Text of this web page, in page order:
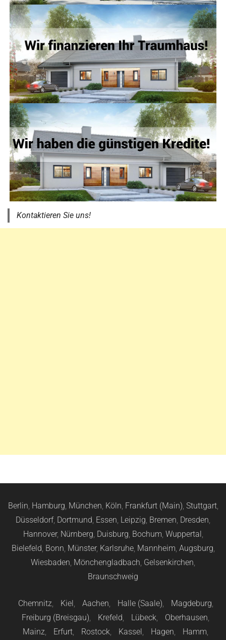
Kontaktieren Sie uns!
Berlin, Hamburg, München, Köln, Frankfurt (Main), Stuttgart,
Düsseldorf, Dortmund, Essen, Leipzig, Bremen, Dresden,
Hannover, Nürnberg, Duisburg, Bochum, Wuppertal,
Bielefeld, Bonn, Münster, Karlsruhe, Mannheim, Augsburg,
Wiesbaden, Mönchengladbach, Gelsenkirchen,
Braunschweig
Chemnitz, Kiel, Aachen, Halle (Saale), Magdeburg,
Freiburg (Breisgau), Krefeld, Lübeck, Oberhausen,
Mainz, Erfurt, Rostock, Kassel, Hagen, Hamm,